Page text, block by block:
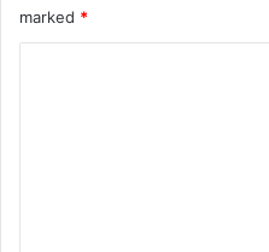
marked *